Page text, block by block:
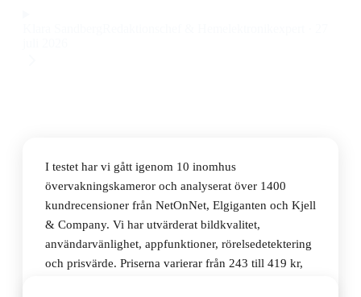
I testet har vi gått igenom 10 inomhus
övervakningskameror och analyserat över 1400
kundrecensioner från NetOnNet, Elgiganten och Kjell
& Company. Vi har utvärderat bildkvalitet,
användarvänlighet, appfunktioner, rörelsedetektering
och prisvärde. Priserna varierar från 243 till 419 kr,